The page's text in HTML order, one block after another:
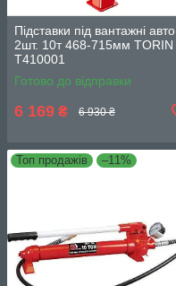
Підставки під вантажні авто
2шт. 10т 468-715мм TORIN
T410001
Готово до відправки
6 169 ₴ 6 930 ₴
Топ продажів –11%